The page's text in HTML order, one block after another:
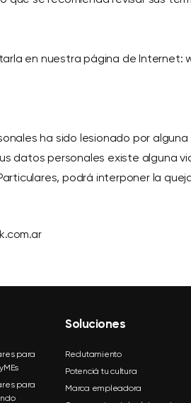
en nuestra página de Internet:
ha sido lesionado por
datos personales existe alguna
podrá interponer la
para
para
Soluciones
Reclutamiento
Potenciá tu cultura
Marca empleadora